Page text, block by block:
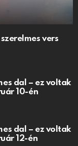
vers
dal – ez voltak
10-én
dal – ez voltak
12-én